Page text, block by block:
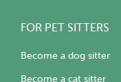
FOR PET SITTERS
Become a dog sitter
Become a cat sitter